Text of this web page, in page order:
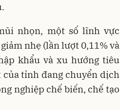
nhọn, một số lĩnh vực
nhẹ (lần lượt 0,11% và
khẩu và xu hướng tiêu
của tỉnh đang chuyển dịch
nghiệp chế biến, chế tạo